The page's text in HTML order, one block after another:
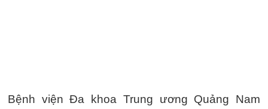
Bệnh viện Đa khoa Trung ương Quảng Nam